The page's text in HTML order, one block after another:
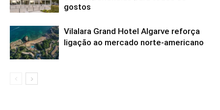
gostos
Vilalara Grand Hotel Algarve reforça
ligação ao mercado norte-americano